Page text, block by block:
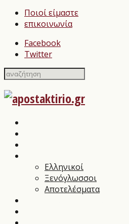
Ποιοί είμαστε
επικοινωνία
Facebook
Twitter
Ελληνικοί
Ξενόγλωσσοι
Αποτελέσματα